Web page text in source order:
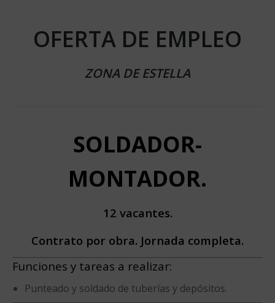
OFERTA DE EMPLEO
ZONA DE ESTELLA
SOLDADOR-
MONTADOR.
12 vacantes.
Contrato por obra. Jornada completa.
Funciones y tareas a realizar:
Punteado y soldado de tuberías y depósitos.